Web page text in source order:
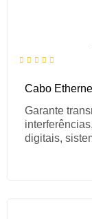
Cabo
Garante
digitais,